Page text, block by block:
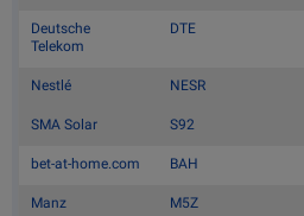
Deutsche
Telekom
DTE
Nestlé NESR
SMA Solar S92
bet-at-home.com BAH
Manz M5Z